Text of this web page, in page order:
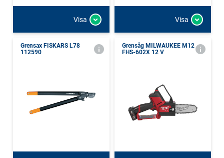
Visa Visa
Grensax FISKARS L78
112590
Grensåg MILWAUKEE M12
FHS-602X 12 V